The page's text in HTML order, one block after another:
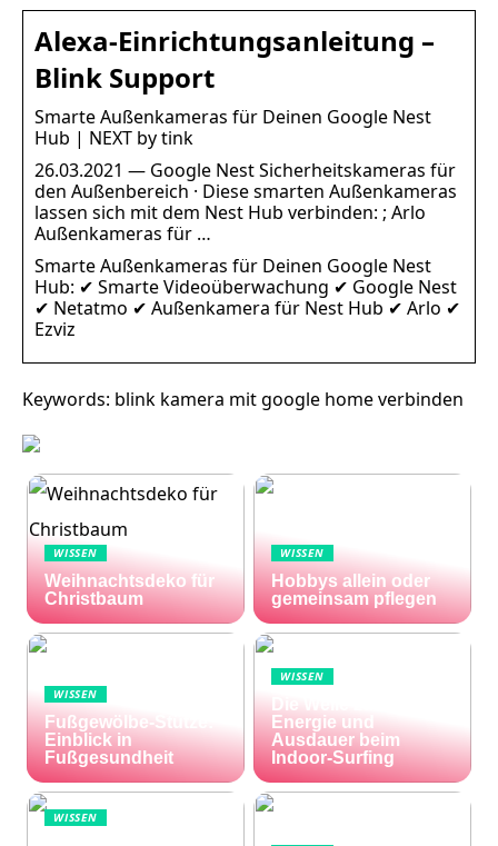
Alexa-Einrichtungsanleitung –
Blink Support
Smarte Außenkameras für Deinen Google Nest
Hub | NEXT by tink
26.03.2021 — Google Nest Sicherheitskameras für
den Außenbereich · Diese smarten Außenkameras
lassen sich mit dem Nest Hub verbinden: ; Arlo
Außenkameras für …
Smarte Außenkameras für Deinen Google Nest
Hub: ✔ Smarte Videoüberwachung ✔ Google Nest
✔ Netatmo ✔ Außenkamera für Nest Hub ✔ Arlo ✔
Ezviz
Keywords: blink kamera mit google home verbinden
WISSEN
Weihnachtsdeko für
Christbaum
WISSEN
Hobbys allein oder
gemeinsam pflegen
WISSEN
Fußgewölbe-Stütze:
Einblick in
Fußgesundheit
WISSEN
Die Welle zu Hause:
Energie und
Ausdauer beim
Indoor-Surfing
WISSEN